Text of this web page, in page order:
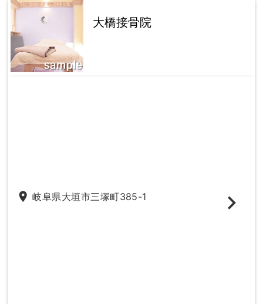
大橋接骨院
place 岐阜県大垣市三塚町385-1